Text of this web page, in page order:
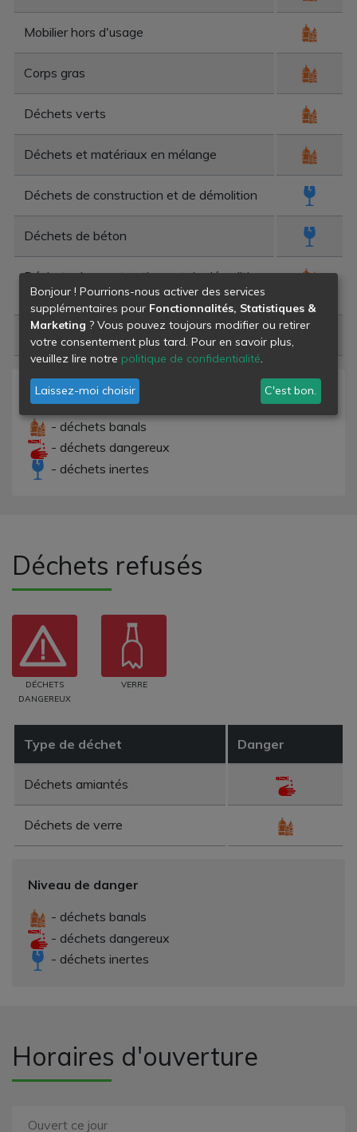
Mobilier hors d'usage
Corps gras
Déchets verts
Déchets et matériaux en mélange
Déchets de construction et de démolition
Déchets de béton
Déchets de constructions et de démolition
en mélange
Déchets de plâtre
Niveau de danger
- déchets banals
- déchets dangereux
- déchets inertes
Déchets refusés
Type de déchet Danger
Déchets amiantés
Déchets de verre
Niveau de danger
- déchets banals
- déchets dangereux
- déchets inertes
DÉCHETS
DANGEREUX
VERRE
Horaires d'ouverture
Ouvert ce jour
Bonjour ! Pourrions-nous activer des services
supplémentaires pour Fonctionnalités, Statistiques &
Marketing ? Vous pouvez toujours modifier ou retirer
votre consentement plus tard. Pour en savoir plus,
veuillez lire notre politique de confidentialité.
Laissez-moi choisir C'est bon.